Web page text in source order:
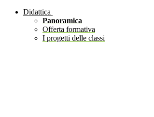
Didattica
Panoramica
Offerta formativa
I progetti delle classi